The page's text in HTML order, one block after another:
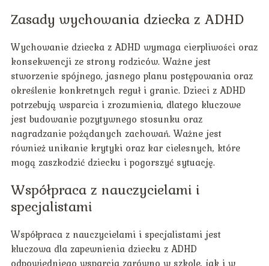
Zasady wychowania dziecka z ADHD
Wychowanie dziecka z ADHD wymaga cierpliwości oraz
konsekwencji ze strony rodziców. Ważne jest
stworzenie spójnego, jasnego planu postępowania oraz
określenie konkretnych reguł i granic. Dzieci z ADHD
potrzebują wsparcia i zrozumienia, dlatego kluczowe
jest budowanie pozytywnego stosunku oraz
nagradzanie pożądanych zachowań. Ważne jest
również unikanie krytyki oraz kar cielesnych, które
mogą zaszkodzić dziecku i pogorszyć sytuację.
Współpraca z nauczycielami i
specjalistami
Współpraca z nauczycielami i specjalistami jest
kluczowa dla zapewnienia dziecku z ADHD